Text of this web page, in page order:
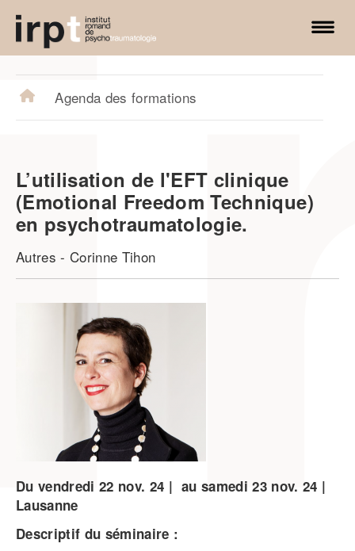
Agenda des formations
L’utilisation de l'EFT clinique
(Emotional Freedom Technique)
en psychotraumatologie.
Autres-Corinne Tihon
Duvendredi 22 nov. 24 au samedi 23 nov. 24
Lausanne
Descriptif du séminaire :